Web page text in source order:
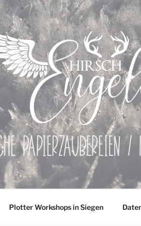
Papierzaubereien
Plotter Workshops in Siegen